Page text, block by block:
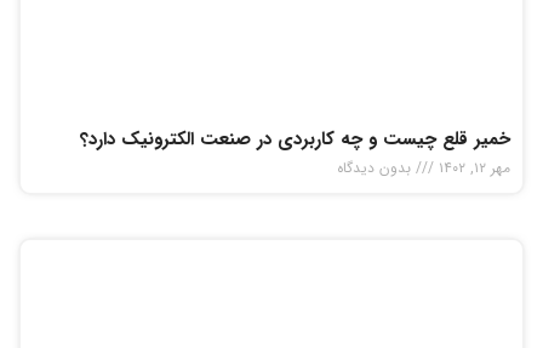
خمیر قلع چیست و چه کاربردی در صنعت الکترونیک دارد‌؟
مهر ۱۲, ۱۴۰۲ بدون دیدگاه